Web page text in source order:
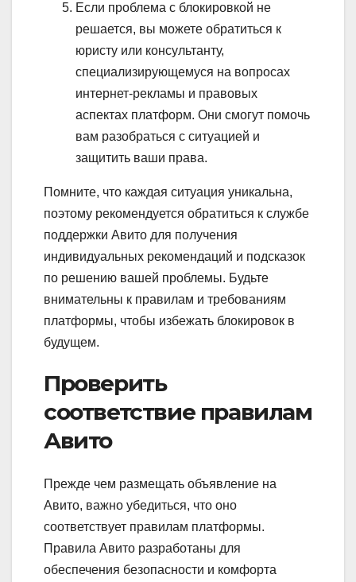
Если проблема с блокировкой не
решается, вы можете обратиться к
юристу или консультанту,
специализирующемуся на вопросах
интернет-рекламы и правовых
аспектах платформ. Они смогут помочь
вам разобраться с ситуацией и
защитить ваши права.
Помните, что каждая ситуация уникальна,
поэтому рекомендуется обратиться к службе
поддержки Авито для получения
индивидуальных рекомендаций и подсказок
по решению вашей проблемы. Будьте
внимательны к правилам и требованиям
платформы, чтобы избежать блокировок в
будущем.
Проверить
соответствие правилам
Авито
Прежде чем размещать объявление на
Авито, важно убедиться, что оно
соответствует правилам платформы.
Правила Авито разработаны для
обеспечения безопасности и комфорта